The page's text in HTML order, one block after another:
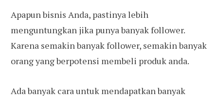
Apapun bisnis Anda, pastinya lebih
menguntungkan jika punya banyak follower.
Karena semakin banyak follower, semakin banyak
orang yang berpotensi membeli produk anda.
Ada banyak cara untuk mendapatkan banyak